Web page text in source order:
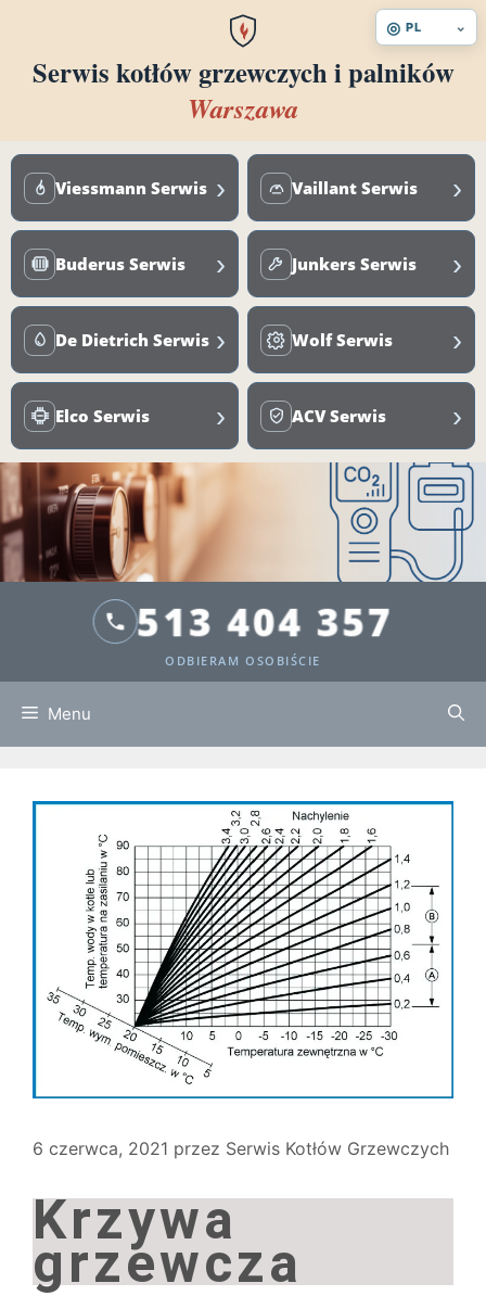
Serwis kotłów grzewczych i palników
Warszawa
Viessmann Serwis › Vaillant Serwis ›
Buderus Serwis › Junkers Serwis ›
De Dietrich Serwis › Wolf Serwis ›
Elco Serwis › ACV Serwis ›
513 404 357
ODBIERAM OSOBIŚCIE
◎ PL ⌄
treści
Menu
6 czerwca, 2021 przez Serwis Kotłów Grzewczych
Krzywa
grzewcza